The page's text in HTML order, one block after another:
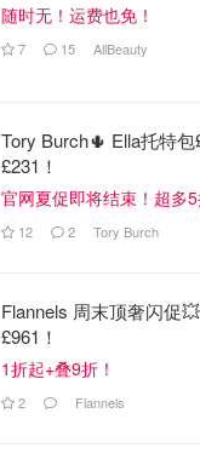
随时无！运费也免！
7 15 AllBeauty
Tory Burch🌵 Ella托特
£231！
官网夏促即将结束！超多
12 2 Tory Burch
Flannels 周末顶奢闪促
£961！
1折起+叠9折！
2 Flannels